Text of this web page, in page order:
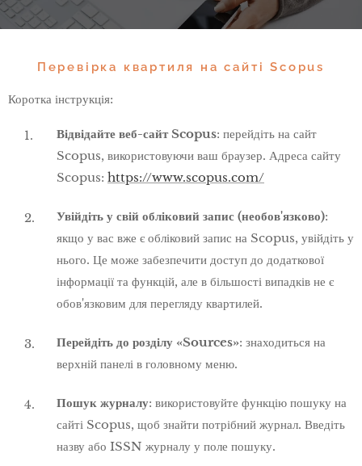
Перевірка квартиля на сайті Scopus
Коротка інструкція:
Відвідайте веб-сайт Scopus: перейдіть на сайт
Scopus, використовуючи ваш браузер. Адреса сайту
Scopus: https://www.scopus.com/
Увійдіть у свій обліковий запис (необов'язково):
якщо у вас вже є обліковий запис на Scopus, увійдіть у
нього. Це може забезпечити доступ до додаткової
інформації та функцій, але в більшості випадків не є
обов'язковим для перегляду квартилей.
Перейдіть до розділу «Sources»: знаходиться на
верхній панелі в головному меню.
Пошук журналу: використовуйте функцію пошуку на
сайті Scopus, щоб знайти потрібний журнал. Введіть
назву або ISSN журналу у поле пошуку.